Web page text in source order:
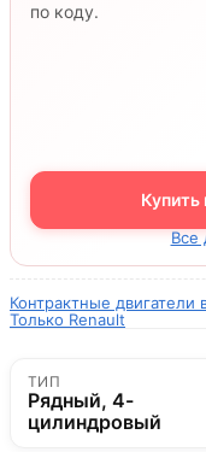
по коду.
Купить
Все
Контрактные
Только Renault
ТИП
Рядный, 4-
цилиндровый